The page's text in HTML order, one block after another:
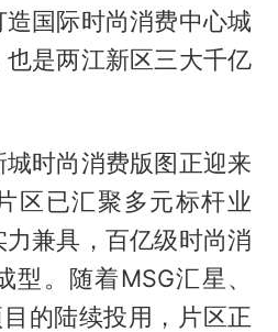
国际时尚消费中心城
是两江新区三大千亿
时尚消费版图正迎来
区已汇聚多元标杆业
兼具，百亿级时尚消
型。随着MSG汇星、
的陆续投用，片区正